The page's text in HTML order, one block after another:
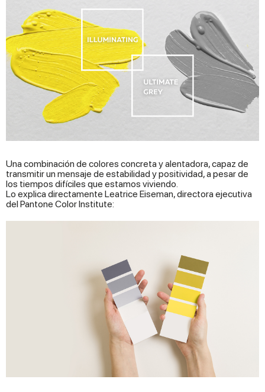
Una combinación de colores concreta y alentadora, capaz de
transmitir un mensaje de estabilidad y positividad, a pesar de
los tiempos difíciles que estamos viviendo.
Lo explica directamente Leatrice Eiseman, directora ejecutiva
del Pantone Color Institute: